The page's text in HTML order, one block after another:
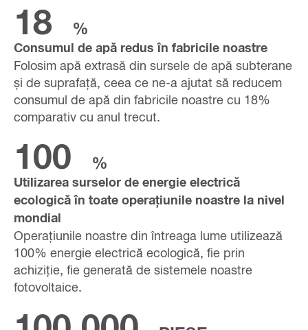
18 %
Consumul de apă redus în fabricile noastre
Folosim apă extrasă din sursele de apă subterane
și de suprafață, ceea ce ne-a ajutat să reducem
consumul de apă din fabricile noastre cu 18%
comparativ cu anul trecut.
100 %
Utilizarea surselor de energie electrică
ecologică în toate operațiunile noastre la nivel
mondial
Operațiunile noastre din întreaga lume utilizează
100% energie electrică ecologică, fie prin
achiziție, fie generată de sistemele noastre
fotovoltaice.